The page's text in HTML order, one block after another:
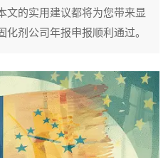
文的实用建议都将为您带来显
剂公司年报申报顺利通过。